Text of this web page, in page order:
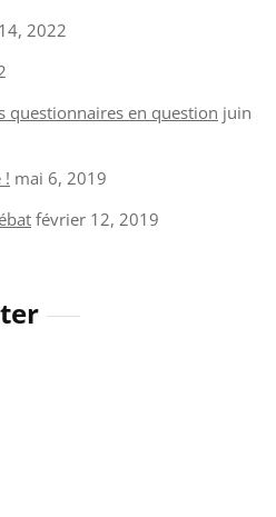
2022
questionnaires en question juin
! mai 6, 2019
février 12, 2019